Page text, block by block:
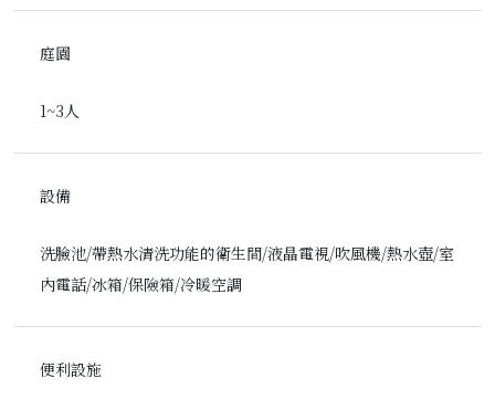
庭園
1~3人
設備
洗臉池/帶熱水清洗功能的衛生間/液晶電視/吹風機/熱水壺/室
內電話/冰箱/保險箱/冷暖空調
便利設施